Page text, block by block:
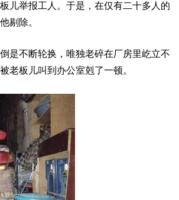
儿举报工人。于是，在仅有二十多人的
剔除。
是不断轮换，唯独老碎在厂房里屹立不
老板儿叫到办公室剋了一顿。